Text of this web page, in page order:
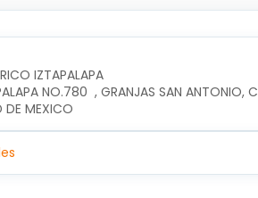
IZTAPALAPA
NO.780  , GRANJAS SAN ANTONIO,
DE MEXICO